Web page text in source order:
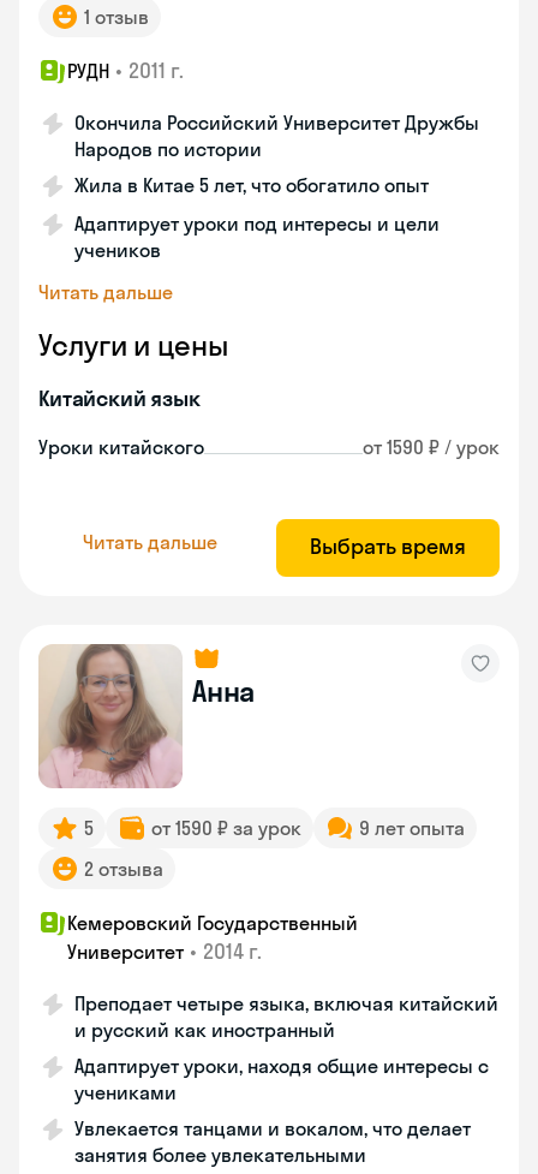
1 отзыв
РУДН • 2011 г.
Окончила Российский Университет Дружбы
Народов по истории
Жила в Китае 5 лет, что обогатило опыт
Адаптирует уроки под интересы и цели
учеников
Читать дальше
Услуги и цены
Китайский язык
Уроки китайского от 1590 ₽ / урок
Читать дальше Выбрать время
Анна
5 от 1590 ₽ за урок
9 лет опыта
2 отзыва
Кемеровский Государственный
Университет • 2014 г.
Преподает четыре языка, включая китайский
и русский как иностранный
Адаптирует уроки, находя общие интересы с
учениками
Увлекается танцами и вокалом, что делает
занятия более увлекательными